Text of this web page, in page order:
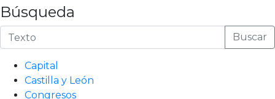
Búsqueda
Buscar
Capital
Castilla y León
Congresos